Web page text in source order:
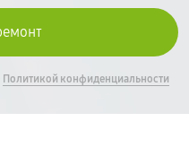
Политикой конфиденциальности